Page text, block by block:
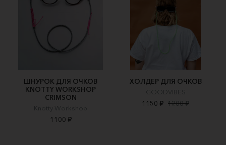
ШНУРОК ДЛЯ ОЧКОВ
KNOTTY WORKSHOP
CRIMSON
Knotty Workshop
1100 ₽
ХОЛДЕР ДЛЯ ОЧКОВ
GOODVIBES
1150 ₽ 1200 ₽